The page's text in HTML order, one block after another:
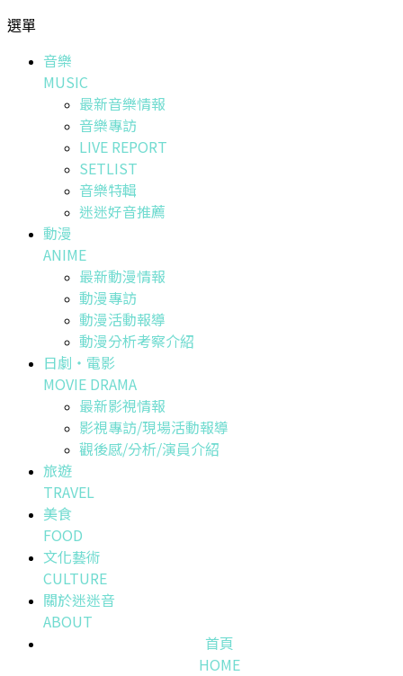
選單
音樂
MUSIC
最新音樂情報
音樂專訪
LIVE REPORT
SETLIST
音樂特輯
迷迷好音推薦
動漫
ANIME
最新動漫情報
動漫專訪
動漫活動報導
動漫分析考察介紹
日劇・電影
MOVIE DRAMA
最新影視情報
影視專訪/現場活動報導
觀後感/分析/演員介紹
旅遊
TRAVEL
美食
FOOD
文化藝術
CULTURE
關於迷迷音
ABOUT
首頁
HOME